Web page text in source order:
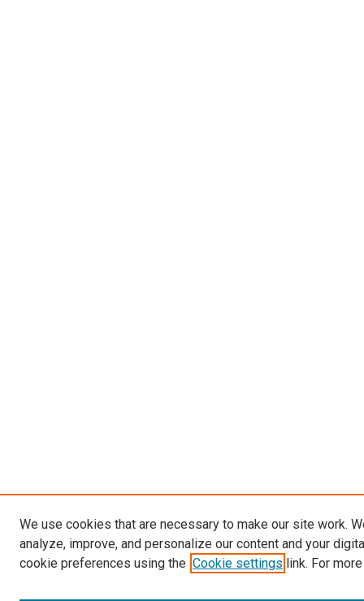
We use cookies that are necessary to make our site work.
analyze, improve, and personalize our content and your
cookie preferences using the Cookie settings link. For